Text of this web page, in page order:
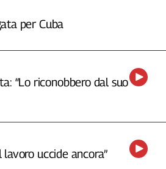
per Cuba
“Lo riconobbero dal suo
lavoro uccide ancora”